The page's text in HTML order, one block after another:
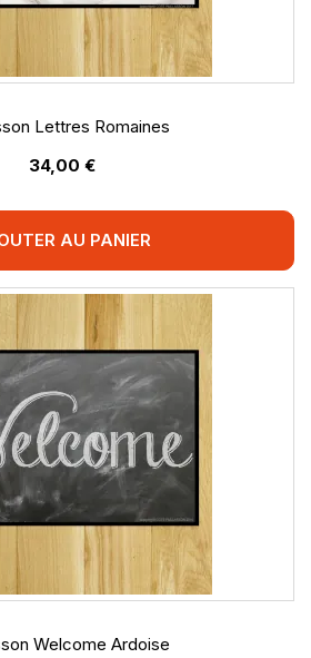
Lettres Romaines
34,00 €
AU PANIER
Welcome Ardoise